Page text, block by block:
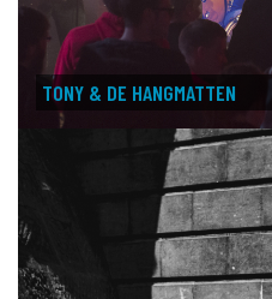
TONY & DE HANGMATTEN